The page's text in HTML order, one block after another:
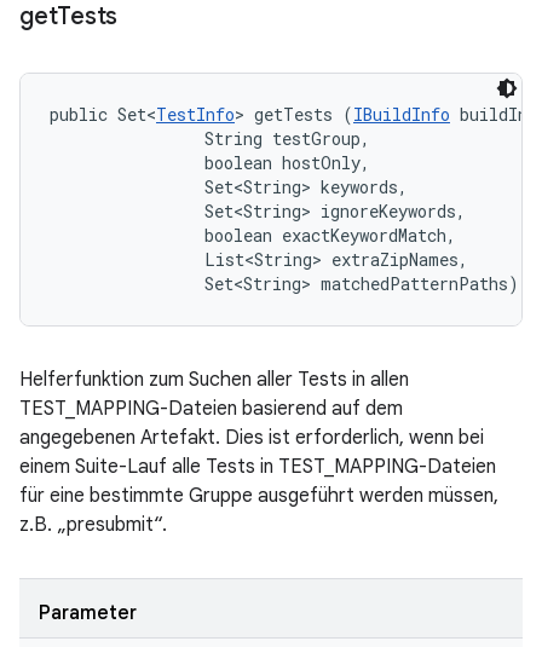
getTests
public Set<TestInfo> getTests (IBuildInfo
                String testGroup,
                boolean hostOnly,
                Set<String> keywords,
                Set<String> ignoreKeywords,
                boolean exactKeywordMatch,
                List<String> extraZipNames,
                Set<String> matchedPatternPaths)
Helferfunktion zum Suchen aller Tests in allen
TEST_MAPPING-Dateien basierend auf dem
angegebenen Artefakt. Dies ist erforderlich, wenn bei
einem Suite-Lauf alle Tests in TEST_MAPPING-Dateien
für eine bestimmte Gruppe ausgeführt werden müssen,
z.B. „presubmit“.
Parameter